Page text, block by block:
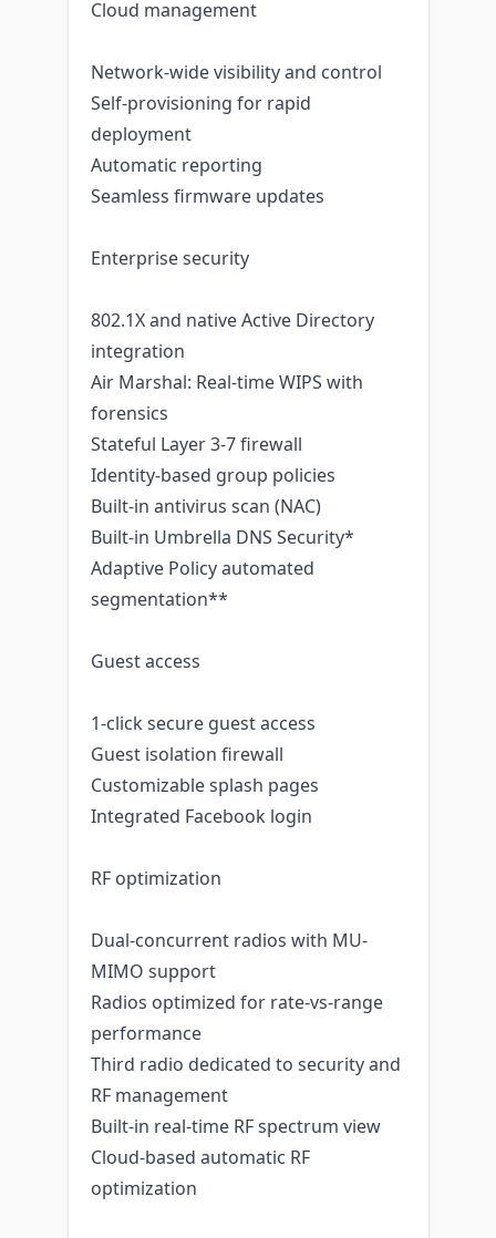
Cloud management
Network-wide visibility and control
Self-provisioning for rapid
deployment
Automatic reporting
Seamless firmware updates
Enterprise security
802.1X and native Active Directory
integration
Air Marshal: Real-time WIPS with
forensics
Stateful Layer 3-7 firewall
Identity-based group policies
Built-in antivirus scan (NAC)
Built-in Umbrella DNS Security*
Adaptive Policy automated
segmentation**
Guest access
1-click secure guest access
Guest isolation firewall
Customizable splash pages
Integrated Facebook login
RF optimization
Dual-concurrent radios with MU-
MIMO support
Radios optimized for rate-vs-range
performance
Third radio dedicated to security and
RF management
Built-in real-time RF spectrum view
Cloud-based automatic RF
optimization